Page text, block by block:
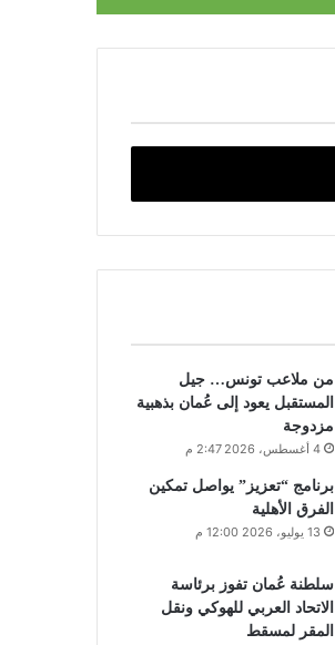
من ملاعب تونس… جيل
المستقبل يعود إلى عُمان بذهبية
مزدوجة
4 أغسطس، 2026 2:47 م
برنامج “تعزيز” يواصل تمكين
الفرق الأهلية
13 يوليو، 2026 12:00 م
سلطنة عُمان تفوز برئاسة
الاتحاد العربي للهوكي ونقل
المقر لمسقط